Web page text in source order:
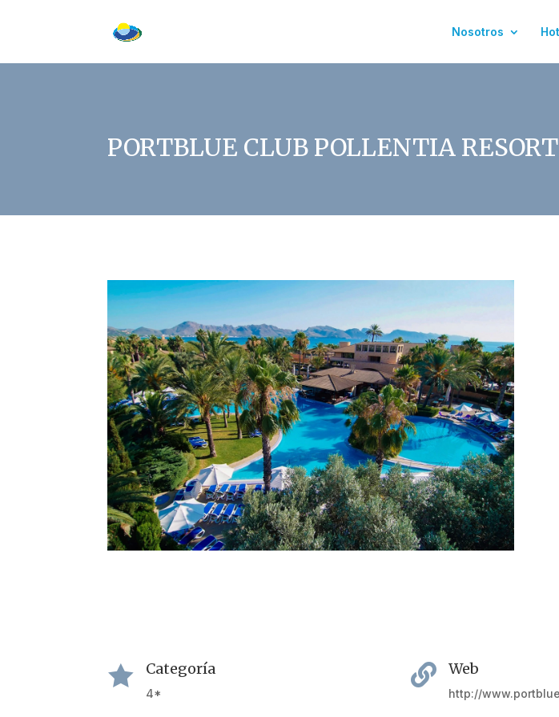
Nosotros
PORTBLUE CLUB POLLENTIA
 Categoría
4*
 Web
http://